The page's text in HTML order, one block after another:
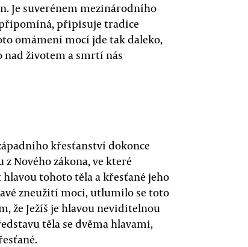
Je suverénem mezinárodního
připisuje tradice
omámení mocí jde tak daleko,
nad životem a smrtí nás
křesťanství dokonce
Nového zákona, ve které
tohoto těla a křesťané jeho
zneužití moci, utlumilo se toto
že Ježíš je hlavou neviditelnou
těla se dvěma hlavami,